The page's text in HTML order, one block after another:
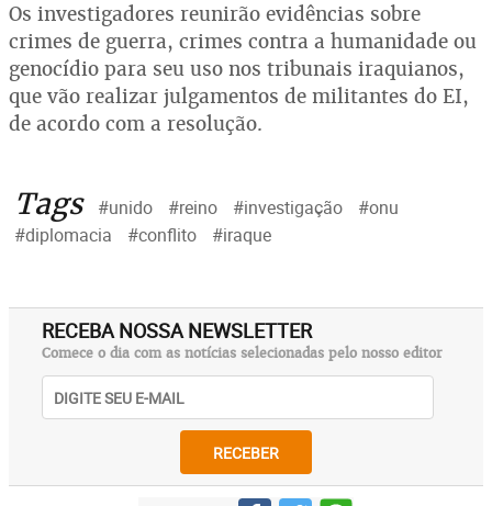
Os investigadores reunirão evidências sobre
crimes de guerra, crimes contra a humanidade ou
genocídio para seu uso nos tribunais iraquianos,
que vão realizar julgamentos de militantes do EI,
de acordo com a resolução.
Tags #unido #reino #investigação
#onu
#diplomacia
#conflito #iraque
RECEBA NOSSA NEWSLETTER
Comece o dia com as notícias selecionadas pelo nosso editor
RECEBER